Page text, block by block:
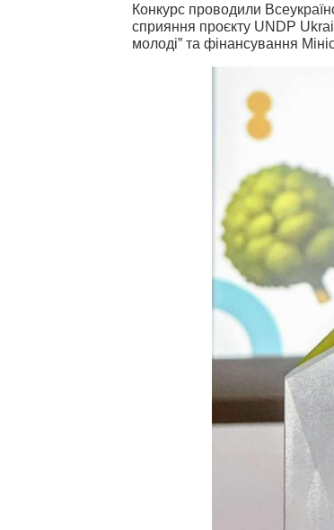
Конкурс проводили
сприяння проєкту UNDP
молоді” та фінансування